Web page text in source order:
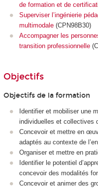
de formation et de
Superviser l’ingénierie
multimodale (CPN98B30)
Accompagner les
transition professionnelle
Objectifs
Objectifs de la formation
Identifier et mobiliser une
individuelles et collectives
Concevoir et mettre en
adaptés au contexte de
Organiser et mettre en
Identifier le potentiel
concevoir des modalités
Concevoir et animer des